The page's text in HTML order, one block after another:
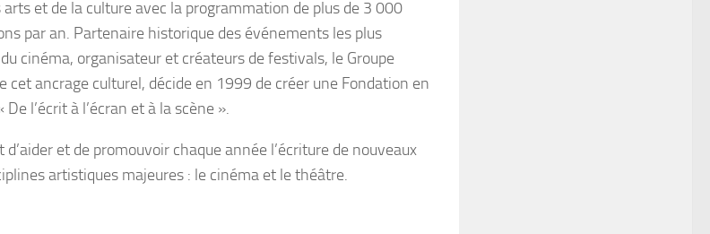
arts et de la culture avec la programmation de plus de 3 000
par an. Partenaire historique des événements les plus
cinéma, organisateur et créateurs de festivals, le Groupe
cet ancrage culturel, décide en 1999 de créer une Fondation en
l’écrit à l’écran et à la scène ».
d’aider et de promouvoir chaque année l’écriture de nouveaux
artistiques majeures : le cinéma et le théâtre.